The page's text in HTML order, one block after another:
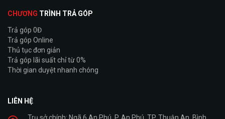
CHƯƠNG TRÌNH TRẢ GÓP
Trả góp 0Đ
Trả góp Online
Thủ tục đơn giản
Trả góp lãi suất chỉ từ 0%
Thời gian duyệt nhanh chóng
LIÊN HỆ